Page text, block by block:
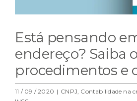
Está pensando
endereço? Saiba
procedimentos e
11 / 09 / 2020 | CNPJ, Contabilidade na